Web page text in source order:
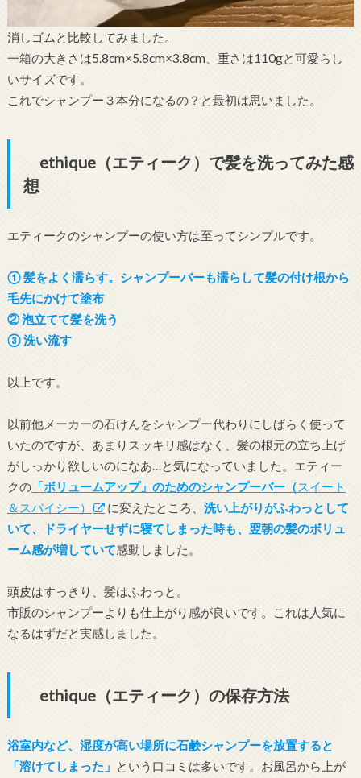
消しゴムと比較してみました。
一箱の大きさは5.8cm×5.8cm×3.8cm、重さは110gと可愛らし
いサイズです。
これでシャンプー３本分になるの？と最初は思いました。
ethique（エティーク）で髪を洗ってみた感
想
エティークのシャンプーの使い方は至ってシンプルです。
① 髪をよく濡らす。シャンプーバーも濡らして髪の付け根から
毛先にかけて塗布
② 泡立てて髪を洗う
③ 洗い流す
以上です。
以前他メーカーの石けんをシャンプー代わりにしばらく使って
いたのですが、あまりスッキリ感はなく、髪の根元の立ち上げ
がしっかり欲しいのになあ…と気になっていました。エティー
クの「ボリュームアップ」のためのシャンプーバー（スイート
＆スパイシー）
に変えたところ、 洗い上がりがふわっとして
いて、ドライヤーせずに寝てしまった時も、翌朝の髪のボリュ
ーム感が増していて感動しました。
頭皮はすっきり、髪はふわっと。
市販のシャンプーよりも仕上がり感が良いです。これは人気に
なるはずだと実感しました。
ethique（エティーク）の保存方法
浴室内など、湿度が高い場所に石鹸シャンプーを放置すると
「溶けてしまった」 という口コミは多いです。お風呂から上が